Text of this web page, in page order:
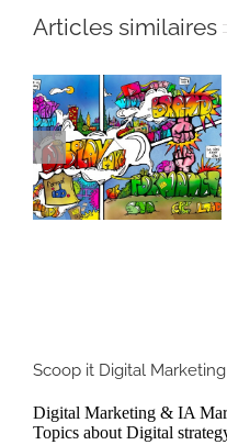
Articles similaires
Scoop it Digital Marketing